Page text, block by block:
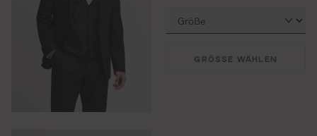
GRÖSSE WÄHLEN